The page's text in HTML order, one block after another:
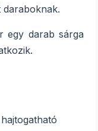
egy darab sárga